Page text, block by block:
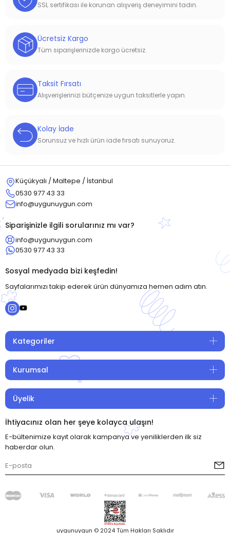
SSL sertifikası ile korunan alışveriş deneyimini tadın.
Ücretsiz Kargo
Tüm siparişlerinizde kargo ücretsiz.
Taksit Fırsatı
Alışverişlerinizi bütçenize uygun taksitlerle yapın.
Kolay İade
Sorunsuz ve hızlı ürün iade fırsatı sunuyoruz.
Kategoriler
Kurumsal
Üyelik
İhtiyacınız olan her şeye kolayca ulaşın!
E-bültenimize kayıt olarak kampanya ve yeniliklerden ilk siz
haberdar olun.
Küçükyalı / Maltepe / İstanbul
0530 977 43 33
info@uygunuygun.com
Siparişinizle ilgili sorularınız mı var?
info@uygunuygun.com
0530 977 43 33
Sosyal medyada bizi keşfedin!
Sayfalarımızı takip ederek ürün dünyamıza hemen adım atın.
uygunuygun © 2024 Tüm Hakları Saklıdır